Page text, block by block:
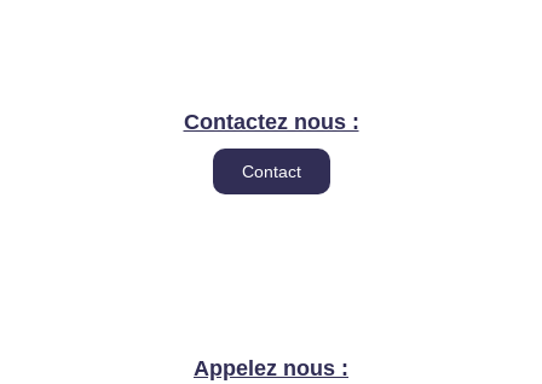
Contactez nous :
Contact
Appelez nous :